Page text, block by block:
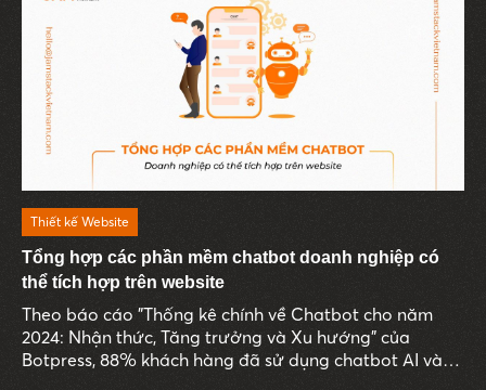
Thiết kế Website
Tổng hợp các phần mềm chatbot doanh nghiệp có
thể tích hợp trên website
Theo báo cáo "Thống kê chính về Chatbot cho năm
2024: Nhận thức, Tăng trưởng và Xu hướng" của
Botpress, 88% khách hàng đã sử dụng chatbot AI vào